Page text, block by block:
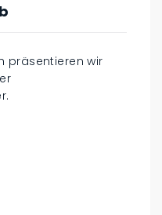
präsentieren wir